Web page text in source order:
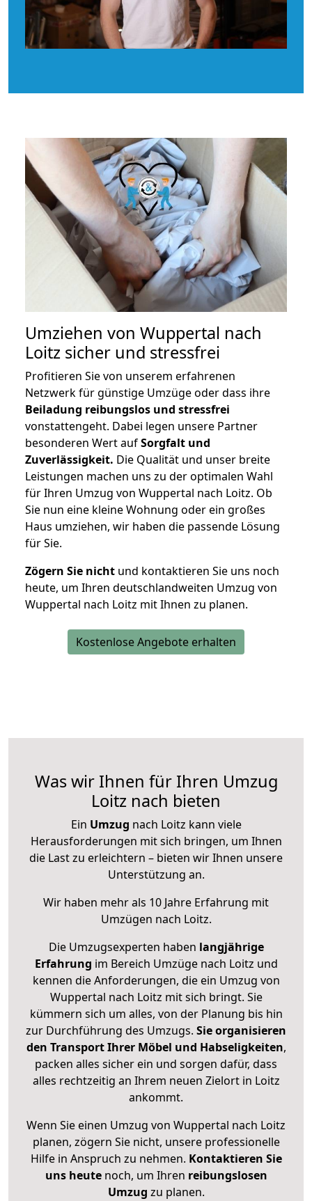
Umziehen von Wuppertal nach
Loitz sicher und stressfrei
Profitieren Sie von unserem erfahrenen
Netzwerk für günstige Umzüge oder dass ihre
Beiladung reibungslos und stressfrei
vonstattengeht. Dabei legen unsere Partner
besonderen Wert aufSorgfalt und
Zuverlässigkeit. Die Qualität und unser breite
Leistungen machen uns zu der optimalen Wahl
für Ihren Umzug von Wuppertal nach Loitz. Ob
Sie nun eine kleine Wohnung oder ein großes
Haus umziehen, wir haben die passende Lösung
für Sie.
Zögern Sie nicht und kontaktieren Sie uns noch
heute, um Ihren deutschlandweiten Umzug von
Wuppertal nach Loitz mit Ihnen zu planen.
Kostenlose Angebote erhalten
Was wir Ihnen für Ihren Umzug
Loitz nach bieten
Ein Umzug nach Loitz kann viele
Herausforderungen mit sich bringen, um Ihnen
die Last zu erleichtern – bieten wir Ihnen unsere
Unterstützung an.
Wir haben mehr als 10 Jahre Erfahrung mit
Umzügen nach Loitz.
Die Umzugsexperten haben langjährige
Erfahrung im Bereich Umzüge nach Loitz und
kennen die Anforderungen, die ein Umzug von
Wuppertal nach Loitz mit sich bringt. Sie
kümmern sich um alles, von der Planung bis hin
zur Durchführung des Umzugs. Sie organisieren
den Transport Ihrer Möbel und Habseligkeiten,
packen alles sicher ein und sorgen dafür, dass
alles rechtzeitig an Ihrem neuen Zielort in Loitz
ankommt.
Wenn Sie einen Umzug von Wuppertal nach Loitz
planen, zögern Sie nicht, unsere professionelle
Hilfe in Anspruch zu nehmen. Kontaktieren Sie
uns heutenoch, um Ihren reibungslosen
Umzug zu planen.